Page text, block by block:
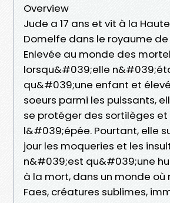
Overview
Jude a 17 ans et vit à la
Domelfe dans le royaume
Enlevée au monde des
lorsqu&#039;elle
qu&#039;une enfant et
soeurs parmi les puissants,
se protéger des sortilèges
l&#039;épée. Pourtant, elle
jour les moqueries et les
n&#039;est qu&#039;une
à la mort, dans un monde où
Faes, créatures sublimes,